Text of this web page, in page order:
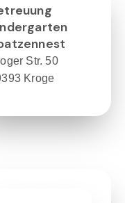
Str. 50
Kroge